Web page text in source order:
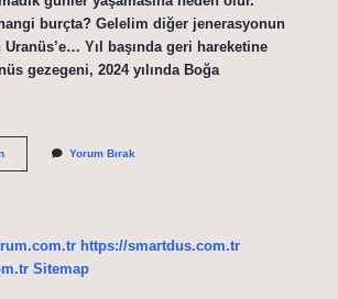
burçta? Gelelim diğer jenerasyonun
Yıl başında geri hareketine
gezegeni, 2024 yılında Boğa
Uranüs
Yorum Bırak
https://smartdus.com.tr
Sitemap